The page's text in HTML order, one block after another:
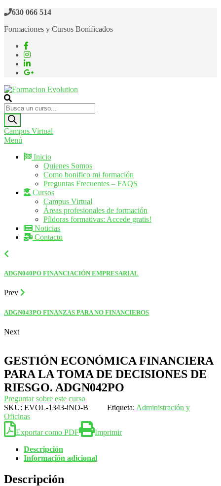
Saltar
contenido
630 066 514
Formaciones y Cursos Bonificados
Formacion Evolution
Cursos de formación continua
Búsqueda
de
productos
Campus Virtual
Menú
Inicio
Quienes Somos
Como bonifico mi formación
Preguntas Frecuentes – FAQS
Cursos
Campus Virtual
Áreas profesionales de formación
Píldoras formativas: Accede gratis!
Noticias
Contacto
ADGN040PO FINANCIACIÓN EMPRESARIAL
Prev
ADGN043PO FINANZAS PARA NO FINANCIEROS
Next
GESTIÓN ECONÓMICA FINANCIERA
PARA LA TOMA DE DECISIONES DE
RIESGO. ADGN042PO
Preguntar sobre este curso
SKU: EVOL-1343-iNO-B Etiqueta: Administración y
Oficinas
Exportar como PDF
Imprimir
Descripción
Información adicional
Descripción